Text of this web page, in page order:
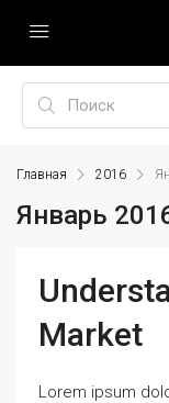
Главная 2016
Январь
Market
Lorem ipsum